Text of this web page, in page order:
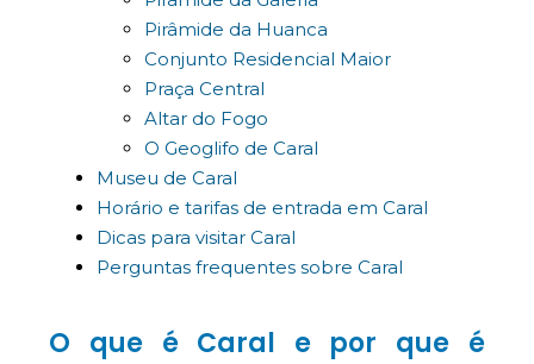
Pirâmide da Huanca
Conjunto Residencial Maior
Praça Central
Altar do Fogo
O Geoglifo de Caral
Museu de Caral
Horário e tarifas de entrada em Caral
Dicas para visitar Caral
Perguntas frequentes sobre Caral
O que é Caral e por que é